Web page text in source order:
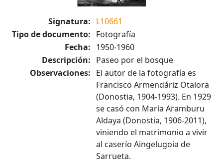
Signatura: L10661
Tipo de documento: Fotografía
Fecha: 1950-1960
Descripción: Paseo por el bosque
Observaciones: El autor de la fotografía es
Francisco Armendáriz Otalora
(Donostia, 1904-1993). En 1929
se casó con María Aramburu
Aldaya (Donostia, 1906-2011),
viniendo el matrimonio a vivir
al caserío Aingelugoia de
Sarrueta.